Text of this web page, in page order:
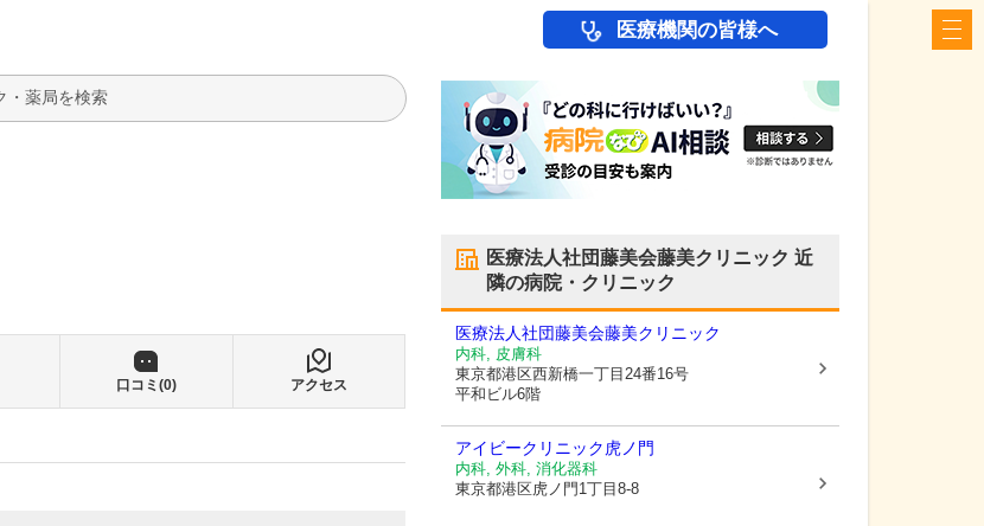
医療機関の皆様へ
検索
口コミ(0) アクセス
医療法人社団藤美会藤美クリニック 近
隣の病院・クリニック
医療法人社団藤美会藤美クリニック
内科, 皮膚科
東京都港区西新橋一丁目24番16号
平和ビル6階
アイビークリニック虎ノ門
内科, 外科, 消化器科
東京都港区虎ノ門1丁目8-8